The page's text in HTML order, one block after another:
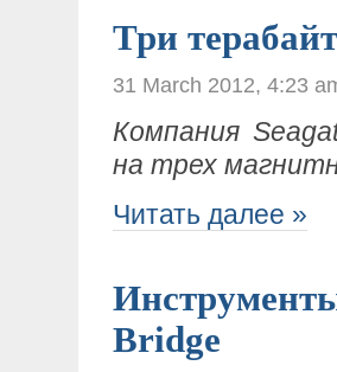
Три
31 March 2012, 4:23
Компания
на трех
Читать далее »
Bridge